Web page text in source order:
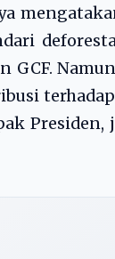
GCF.